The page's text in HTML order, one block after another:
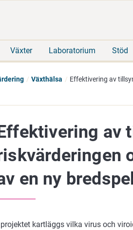
Växter Laboratorium Stöd
Växthälsa
Effektivering av
av
en ny
kartläggs vilka virus och